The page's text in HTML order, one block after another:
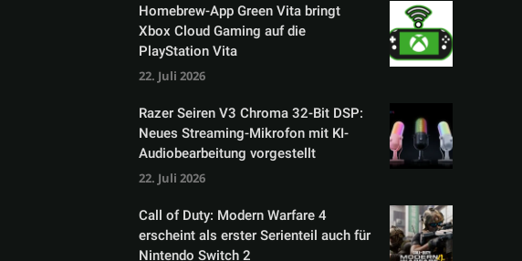
Homebrew-App Green Vita bringt
Xbox Cloud Gaming auf die
PlayStation Vita
22. Juli 2026
Razer Seiren V3 Chroma 32-Bit DSP:
Neues Streaming-Mikrofon mit KI-
Audiobearbeitung vorgestellt
22. Juli 2026
Call of Duty: Modern Warfare 4
erscheint als erster Serienteil auch für
Nintendo Switch 2